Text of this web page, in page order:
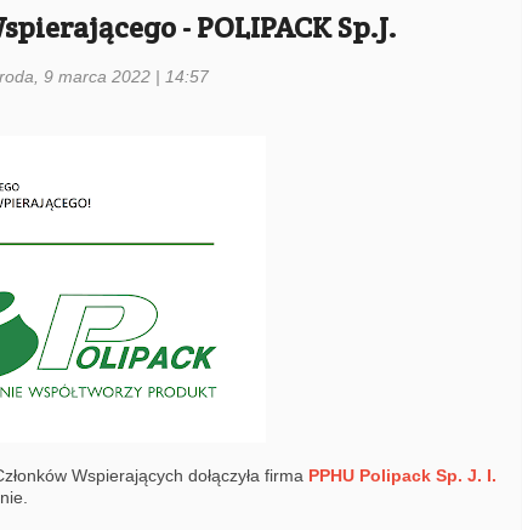
- POLIPACK Sp.J.
9 marca 2022 | 14:57
Wspierających dołączyła firma PPHU Polipack Sp. J. I.